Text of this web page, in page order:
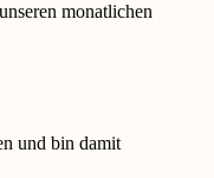
monatlichen
und bin damit